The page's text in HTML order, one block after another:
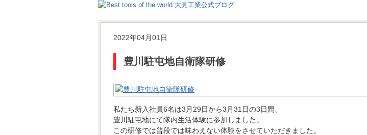
2022年04月01日
豊川駐屯地自衛隊研修
私たち新入社員6名は3月29日から3月31日の3日間、
豊川駐屯地にて隊内生活体験に参加しました。
この研修では普段では味わえない体験をさせていただきました。